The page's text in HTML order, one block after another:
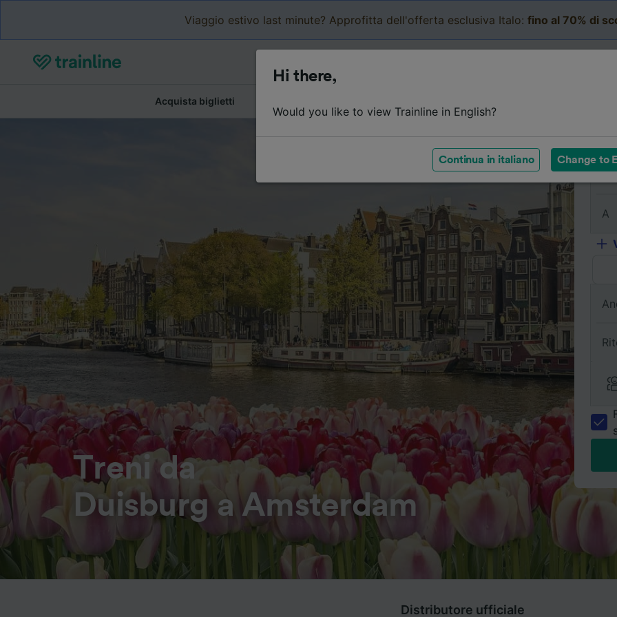
Viaggio estivo last minute? Approfitta dell'offerta esclusiva Italo: fino al 70% di
Acquista biglietti
Treni da
Duisburg a Amsterdam
Da
A
Distributore ufficiale
Hi there,
Would you like to view Trainline in English?
Continua in italiano Change to